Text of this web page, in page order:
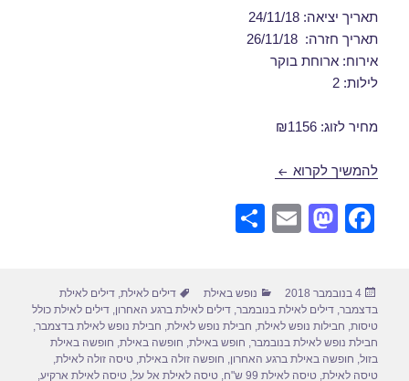
תאריך יציאה: 24/11/18
תאריך חזרה: 26/11/18
אירוח: ארוחת בוקר
לילות: 2
מחיר לזוג: ₪1156
להמשיך לקרוא חבילות נופש לאילת בנובמבר 24/11/2018
F
e
b
o
M
o
d
o
E
e
פורסם
בתאריך
4 בנובמבר 2018 קטגוריות
נופש באילת תגיות
דילים לאילת ,דילים לאילת
בדצמבר ,דילים לאילת בנובמבר ,דילים לאילת ברגע האחרון ,דילים לאילת כולל
טיסות חבילות נופש לאילת חבילת נופש לאילת חבילת נופש לאילת בדצמבר
חבילת נופש לאילת בנובמבר חופש באילת חופשה באילת חופשה באילת
בזול חופשה באילת ברגע האחרון חופשה זולה באילת ,טיסה זולה לאילת
טיסה לאילת ,טיסה לאילת 99 ש"ח ,טיסה לאילת אל על ,טיסה לאילת ארקיע